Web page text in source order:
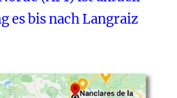
es bis nach Langraiz